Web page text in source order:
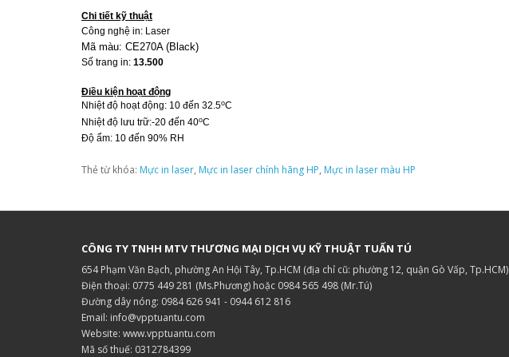
Chi tiết kỹ thuật
Công nghệ in: Laser
Mã màu: CE270A (Black)
Số trang in: 13.500
Điều kiện hoạt động
Nhiệt độ hoạt động: 10 đến 32.5oC
Nhiệt độ lưu trữ:-20 đến 40oC
Độ ẩm: 10 đến 90% RH
Thẻ từ khóa: Mực in laser, Mực in laser chính hãng HP, Mực in laser màu HP
CÔNG TY TNHH MTV THƯƠNG MẠI DỊCH VỤ KỸ THUẬT TUẤN TÚ
654 Phạm Văn Bạch, phường An Hội Tây, Tp.HCM (địa chỉ cũ: phường 12, quận Gò Vấp, Tp.HCM)
Điện thoại: 0775 449 281 (Ms.Phương) hoặc 0984 565 498 (Mr.Tú)
Đường dây nóng: 0984 626 941 - 0944 612 816
Email: info@vpptuantu.com
Website: www.vpptuantu.com
Mã số thuế: 0312784399